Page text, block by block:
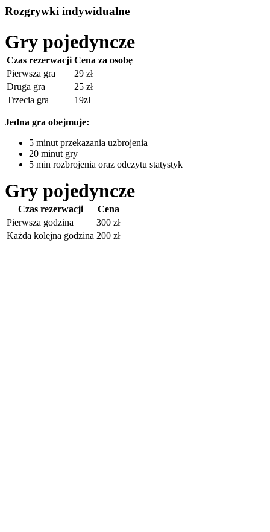
Rozgrywki indywidualne
Gry pojedyncze
Czas rezerwacji Cena za osobę
Pierwsza gra
29 zł
Druga gra
25 zł
Trzecia gra
19zł
Jedna gra obejmuje:
5 minut przekazania uzbrojenia
20 minut gry
5 min rozbrojenia oraz odczytu statystyk
Gry pojedyncze
Czas rezerwacji
Cena
Pierwsza godzina
300 zł
Każda kolejna godzina 200 zł